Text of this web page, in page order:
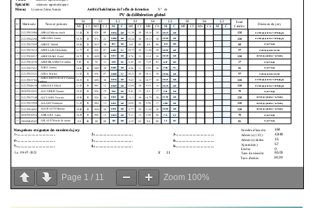
Page 1 / 11 Zoom 100%